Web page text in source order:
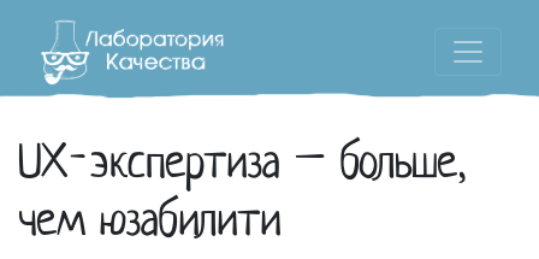
UX-экспертиза – больше,
чем юзабилити